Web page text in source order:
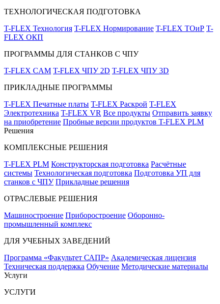
ТЕХНОЛОГИЧЕСКАЯ ПОДГОТОВКА
T-FLEX Технология T-FLEX Нормирование T-FLEX ТОиР T-
FLEX ОКП
ПРОГРАММЫ ДЛЯ СТАНКОВ С ЧПУ
T-FLEX CAM T-FLEX ЧПУ 2D T-FLEX ЧПУ 3D
ПРИКЛАДНЫЕ ПРОГРАММЫ
T-FLEX Печатные платы T-FLEX Раскрой T-FLEX
Электротехника T-FLEX VR Все продукты Отправить заявку
на приобретение Пробные версии продуктов T-FLEX PLM
Решения
КОМПЛЕКСНЫЕ РЕШЕНИЯ
T-FLEX PLM Конструкторская подготовка Расчётные
системы Технологическая подготовка Подготовка УП для
станков с ЧПУ Прикладные решения
ОТРАСЛЕВЫЕ РЕШЕНИЯ
Машиностроение Приборостроение Оборонно-
промышленный комплекс
ДЛЯ УЧЕБНЫХ ЗАВЕДЕНИЙ
Программа «Факультет САПР» Академическая лицензия
Техническая поддержка Обучение Методические материалы
Услуги
УСЛУГИ